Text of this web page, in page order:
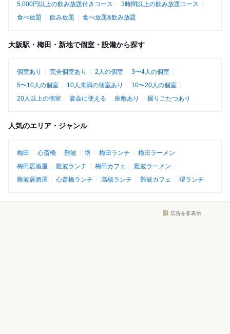
5,000円以上の飲み放題付きコース
3時間以上の飲み放題コース
食べ放題
飲み放題 食べ放題&飲み放題
大阪駅・梅田・新地で個室・設備から探す
個室あり 完全個室あり 2人の個室
3〜4人の個室
5〜10人の個室
10人未満の個室あり
10〜20人の個室
20人以上の個室
宴会に使える 座敷あり 掘りごたつあり
人気のエリア・ジャンル
梅田 心斎橋 難波 堺 梅田ランチ
梅田ラーメン
梅田居酒屋
難波ランチ 梅田カフェ
難波ラーメン
難波居酒屋
心斎橋ランチ 高槻ランチ 難波カフェ 堺ランチ
広告を非表示